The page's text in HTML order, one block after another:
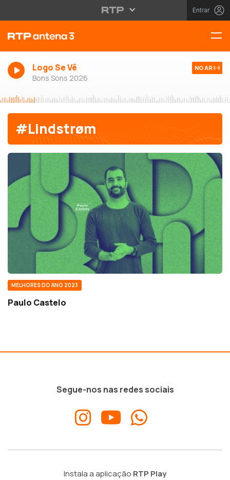
Entrar
Logo Se Vê
Bons Sons 2026
NO AR
#Lindstrøm
MELHORES DO ANO 2023
Paulo Castelo
Segue-nos nas redes sociais
Instala a aplicação RTP Play